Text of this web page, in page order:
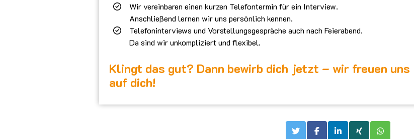
Wir vereinbaren einen kurzen Telefontermin für ein Interview.
Anschließend lernen wir uns persönlich kennen.
Telefoninterviews und Vorstellungsgespräche auch nach Feierabend.
Da sind wir unkompliziert und flexibel.
Klingt das gut? Dann bewirb dich jetzt – wir freuen uns
auf dich!